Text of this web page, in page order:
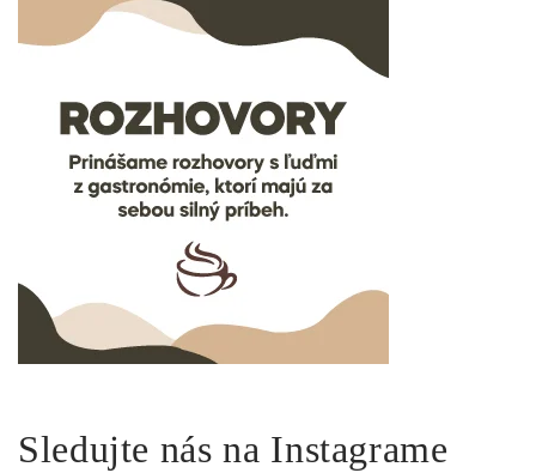
Sledujte nás na Instagrame